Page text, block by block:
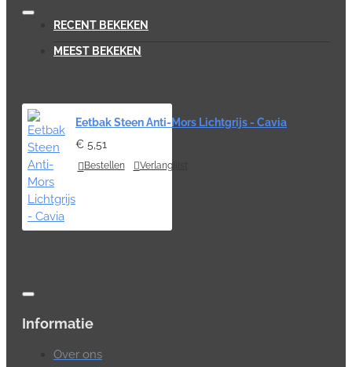
RECENT BEKEKEN
MEEST BEKEKEN
Eetbak Steen Anti-Mors Lichtgrijs - Cavia
€ 5,51
Bestellen Verlanglijst
Informatie
Over ons